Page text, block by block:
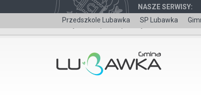
NASZE SERWISY:
Przedszkole Lubawka
SP Lubawka
Wersja dla niepełnosprawnych